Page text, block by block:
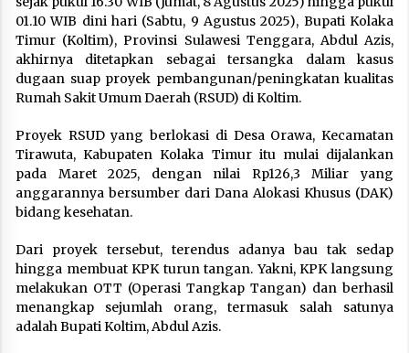
01.10 WIB dini hari (Sabtu, 9 Agustus 2025), Bupati Kolaka
Timur (Koltim), Provinsi Sulawesi Tenggara, Abdul Azis,
akhirnya ditetapkan sebagai tersangka dalam kasus
dugaan suap proyek pembangunan/peningkatan kualitas
Rumah Sakit Umum Daerah (RSUD) di Koltim.
Proyek RSUD yang berlokasi di Desa Orawa, Kecamatan
Tirawuta, Kabupaten Kolaka Timur itu mulai dijalankan
pada Maret 2025, dengan nilai Rp126,3 Miliar yang
anggarannya bersumber dari Dana Alokasi Khusus (DAK)
bidang kesehatan.
Dari proyek tersebut, terendus adanya bau tak sedap
hingga membuat KPK turun tangan. Yakni, KPK langsung
melakukan OTT (Operasi Tangkap Tangan) dan berhasil
menangkap sejumlah orang, termasuk salah satunya
adalah Bupati Koltim, Abdul Azis.